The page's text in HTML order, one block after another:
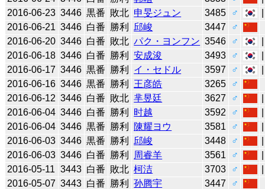
2016-06-23 3446 黒番 敗北 申旻ジュン 3485 ♂
2016-06-21 3446 白番 勝利 邱峻 3447
♂
2016-06-20 3446 白番 敗北 パク・ヨンフン 3546 ♂
2016-06-18 3446 白番 勝利 安成浚 3493 ♂
2016-06-17 3446 黒番 勝利 イ・セドル 3597 ♂
2016-06-16 3446 黒番 勝利 王彦皓 3265
♂
2016-06-12 3446 白番 敗北 芈昱廷 3627 ♂
2016-06-04 3446 白番 勝利 时越 3592 ♂
2016-06-04 3446 黒番 勝利 陳耀ヨウ 3581 ♂
2016-06-03 3446 黒番 勝利 邱峻 3448 ♂
2016-06-03 3446 白番 勝利 周睿羊 3561 ♂
2016-05-11 3443 白番 敗北 柯洁 3703 ♂
2016-05-07 3443 白番 勝利 孙腾宇 3447
♂